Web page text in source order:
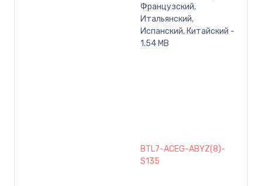
Французский,
Итальянский,
Испанский, Китайский -
1.54 MB
BTL7-ACEG-ABYZ(8)-
S135